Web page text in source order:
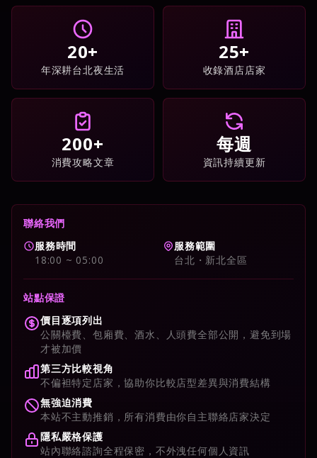
20+
年深耕台北夜生活
25+
收錄酒店店家
200+
消費攻略文章
每週
資訊持續更新
聯絡我們
服務時間
18:00 ~ 05:00
服務範圍
台北・新北全區
站點保證
價目逐項列出
公關檯費、包廂費、酒水、人頭費全部公開，避免到場
才被加價
第三方比較視角
不偏袒特定店家，協助你比較店型差異與消費結構
無強迫消費
本站不主動推銷，所有消費由你自主聯絡店家決定
隱私嚴格保護
站內聯絡諮詢全程保密，不外洩任何個人資訊